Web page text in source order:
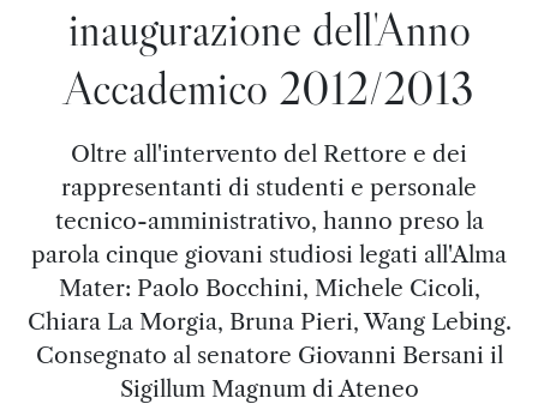
inaugurazione dell'Anno
Accademico 2012/2013
Oltre all'intervento del Rettore e dei
rappresentanti di studenti e personale
tecnico-amministrativo, hanno preso la
parola cinque giovani studiosi legati all'Alma
Mater: Paolo Bocchini, Michele Cicoli,
Chiara La Morgia, Bruna Pieri, Wang Lebing.
Consegnato al senatore Giovanni Bersani il
Sigillum Magnum di Ateneo